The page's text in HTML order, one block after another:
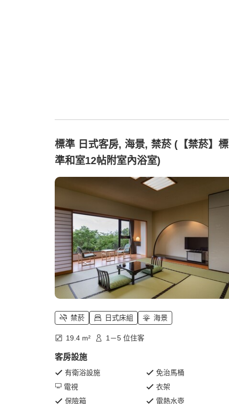
標準 日式客房, 海景, 禁菸 (【禁菸】標
準和室12帖附室內浴室)
禁菸 日式床組 海景
19.4 m² 1－5 位住客
客房設施
有衛浴設施
免治馬桶
電視
衣架
保險箱
電熱水壺